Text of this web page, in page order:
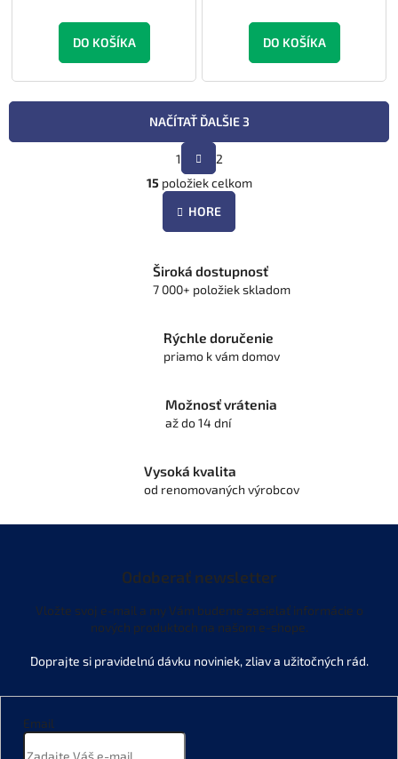
DO KOŠÍKA DO KOŠÍKA
O
v
l
c
i
r
v
v
ý
s
u
NAČÍTAŤ ĎALŠIE 3
t
r
á
n
a
n
1
2
15 položiek celkom
HORE
Široká dostupnosť
7 000+ položiek skladom
Rýchle doručenie
priamo k vám domov
Možnosť vrátenia
až do 14 dní
Vysoká kvalita
od renomovaných výrobcov
Odoberať newsletter
Vložte svoj e-mail a my Vám budeme zasielať informácie o
nových produktoch na našom e-shope.
Email